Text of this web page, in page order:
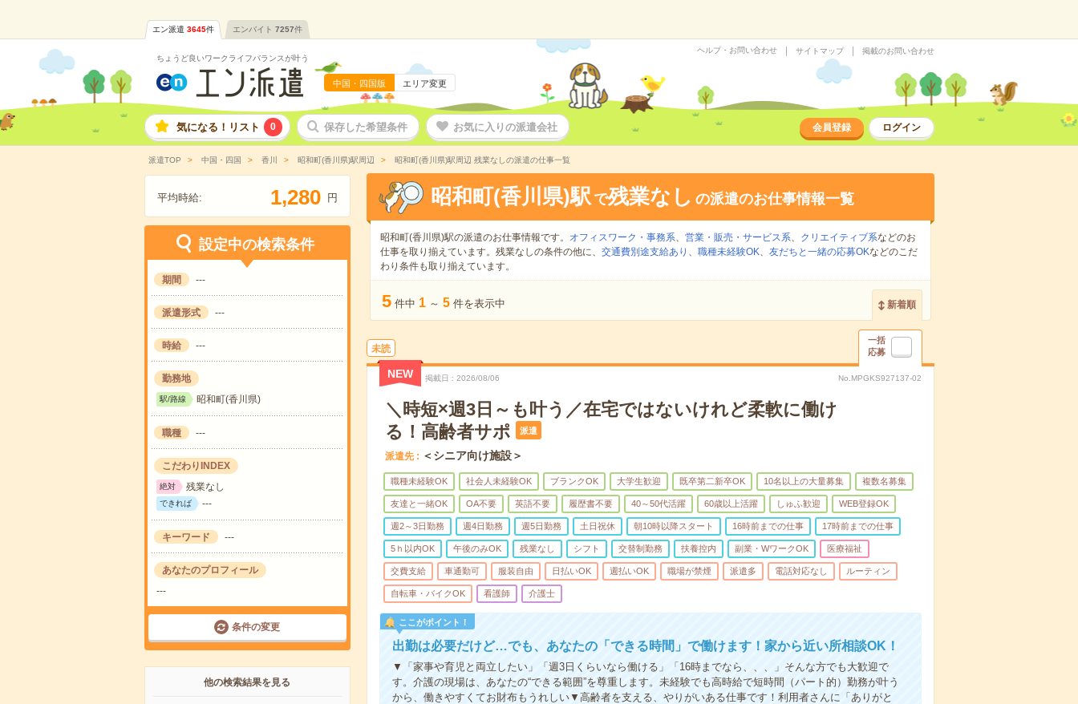
エン派遣 3645件 エンバイト 7257件
ちょうど良いワークライフバランスが叶う
中国・四国版 エリア変更
ヘルプ・お問い合わせ サイトマップ 掲載のお問い合わせ
気になる！リスト 0 保存した希望条件 お気に入りの派遣会社 会員登録 ログイン
派遣TOP 中国・四国 香川 昭和町(香川県)駅周辺 昭和町(香川県)駅周辺 残業なしの派遣の仕事一覧
平均時給: 1,280 円
設定中の検索条件
期間 ---
派遣形式 ---
時給 ---
勤務地
駅/路線 昭和町(香川県)
職種 ---
こだわりINDEX
絶対 残業なし
できれば ---
キーワード ---
あなたのプロフィール
---
条件の変更
他の検索結果を見る
昭和町(香川県)駅 で残業なし の派遣のお仕事情報一覧
昭和町(香川県)駅の派遣のお仕事情報です。 オフィスワーク・事務系、 営業・販売・サービス系、 クリエイティブ系などのお
仕事を取り揃えています。残業なしの条件の他に、 交通費別途支給あり 、 職種未経験OK、 友だちと一緒の応募OKなどのこだ
わり条件も取り揃えています。
5 件中 1 ～ 5 件を表示中 新着順
未読
一括
応募
NEW 掲載日 2026/08/06 No.MPGKS927137-02
＼時短×週3日～も叶う／在宅ではないけれど柔軟に働け
る！高齢者サポ
派遣
派遣先 ＜シニア向け施設＞
職種未経験OK 社会人未経験OK ブランクOK 大学生歓迎 既卒第二新卒OK 10名以上の大量募集 複数名募集
友達と一緒OK OA不要 英語不要 履歴書不要 40～50代活躍 60歳以上活躍 しゅふ歓迎 WEB登録OK
週2～3日勤務 週4日勤務 週5日勤務 土日祝休 朝10時以降スタート 16時前までの仕事 17時前までの仕事
5ｈ以内OK 午後のみOK 残業なし シフト 交替制勤務 扶養控内 副業・WワークOK 医療福祉
交費支給 車通勤可 服装自由 日払いOK 週払いOK 職場が禁煙 派遣多 電話対応なし ルーティン
自転車・バイクOK 看護師 介護士
ここがポイント！
出勤は必要だけど…でも、あなたの「できる時間」で働けます！家から近い所相談OK！
▼「家事や育児と両立したい」「週3日くらいなら働ける」「16時までなら、、、」そんな方でも大歓迎で
す。介護の現場は、あなたの“できる範囲”を尊重します。未経験でも高時給で短時間（パート的）勤務が叶う
から、働きやすくてお財布もうれしい▼高齢者を支える、やりがいある仕事です！利用者さんに「ありがと